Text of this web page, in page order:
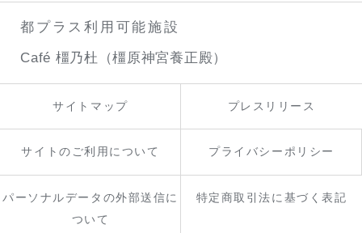
都プラス利用可能施設
Café 橿乃杜（橿原神宮養正殿）
サイトマップ プレスリリース
サイトのご利用について プライバシーポリシー
パーソナルデータの外部送信に
ついて
特定商取引法に基づく表記